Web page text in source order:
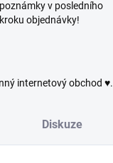
poznámky v posledního
kroku objednávky!
internetový obchod ♥.
Diskuze